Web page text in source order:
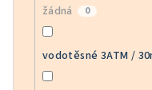
žádná 0
vodotěsné 3ATM /